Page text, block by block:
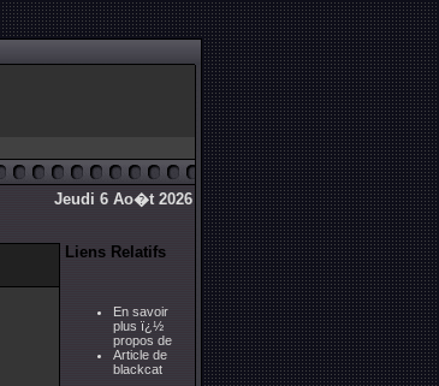
Jeudi 6 Ao�t 2026
Liens Relatifs
En savoir
plus ï¿½
propos de
Article de
blackcat